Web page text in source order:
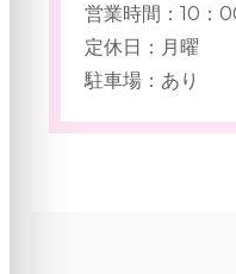
営業時間：10：
定休日：月曜
駐車場：あり